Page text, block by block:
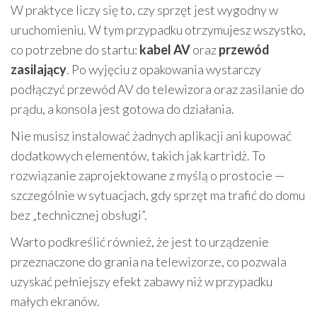
W praktyce liczy się to, czy sprzęt jest wygodny w
uruchomieniu. W tym przypadku otrzymujesz wszystko,
co potrzebne do startu: kabel AVorazprzewód
zasilający. Po wyjęciu z opakowania wystarczy
podłączyć przewód AV do telewizora oraz zasilanie do
prądu, a konsola jest gotowa do działania.
Nie musisz instalować żadnych aplikacji ani kupować
dodatkowych elementów, takich jak kartridż. To
rozwiązanie zaprojektowane z myślą o prostocie —
szczególnie w sytuacjach, gdy sprzęt ma trafić do domu
bez „technicznej obsługi”.
Warto podkreślić również, że jest to urządzenie
przeznaczone do grania na telewizorze, co pozwala
uzyskać pełniejszy efekt zabawy niż w przypadku
małych ekranów.